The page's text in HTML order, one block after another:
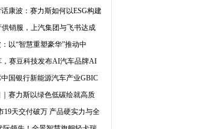
话康波：赛力斯如何以ESG构建
销服，上汽集团与飞书达成
以“智慧重塑豪华”推动中
赛豆科技发布AI汽车品牌AI
国银行新能源汽车产业GBIC
赛力斯以绿色低碳绘就高质
19天交付破万 产品硬实力与全